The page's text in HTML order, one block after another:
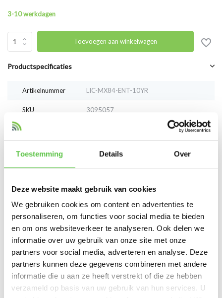
Toestemming Details Over
Deze website maakt gebruik van cookies
We gebruiken cookies om content en advertenties te
personaliseren, om functies voor social media te bieden
en om ons websiteverkeer te analyseren. Ook delen we
informatie over uw gebruik van onze site met onze
partners voor social media, adverteren en analyse. Deze
partners kunnen deze gegevens combineren met andere
informatie die u aan ze heeft verstrekt of die ze hebben
verzameld op basis van uw gebruik van hun services. U
3-10 werkdagen
Toevoegen aan winkelwagen
Productspecificaties
Artikelnummer LIC-MX84-ENT-10YR
SKU 3095057
Vergelijk Delen
Reviews
Based on 0 reviews
Er zijn nog geen reviews geschreven over dit product..